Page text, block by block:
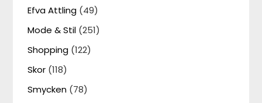
Efva Attling (49)
Mode & Stil (251)
Shopping (122)
Skor (118)
Smycken (78)